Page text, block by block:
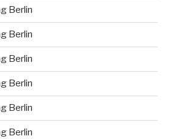
Berlin
Berlin
Berlin
Berlin
Berlin
Berlin